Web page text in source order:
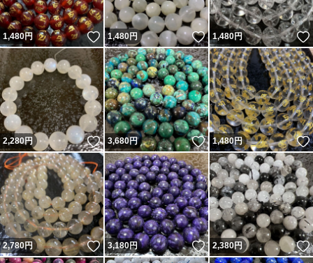
1,480円 いいね！
1,480円 いいね！
1,480円
2,280円 いいね！
3,680円 いいね！
1,480円
2,780円 いいね！
3,180円 いいね！
2,380円